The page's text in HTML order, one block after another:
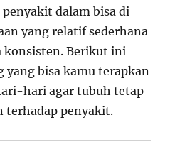
dalam bisa di
yang relatif sederhana
konsisten. Berikut ini
yang bisa kamu terapkan
hari agar tubuh tetap
terhadap penyakit.